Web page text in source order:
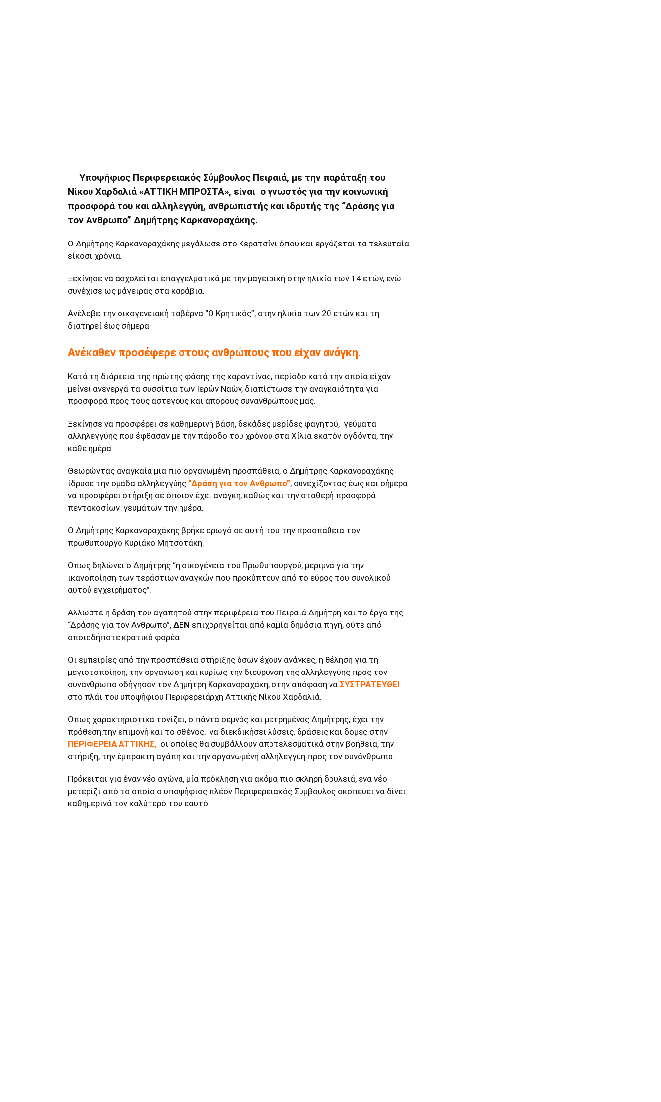
Υποψήφιος Περιφερειακός Σύμβουλος Πειραιά, με την παράταξη του
Νίκου Χαρδαλιά «ΑΤΤΙΚΗ ΜΠΡΟΣΤΑ», είναι ο γνωστός για την κοινωνική
προσφορά του και αλληλεγγύη, ανθρωπιστής και ιδρυτής της “Δράσης για
τον Ανθρωπο” Δημήτρης Καρκανοραχάκης.
Ο Δημήτρης Καρκανοραχάκης μεγάλωσε στο Κερατσίνι όπου και εργάζεται τα τελευταία
είκοσι χρόνια.
Ξεκίνησε να ασχολείται επαγγελματικά με την μαγειρική στην ηλικία των 14 ετών, ενώ
συνέχισε ως μάγειρας στα καράβια.
Ανέλαβε την οικογενειακή ταβέρνα “Ο Κρητικός”, στην ηλικία των 20 ετών και τη
διατηρεί έως σήμερα.
Ανέκαθεν προσέφερε στους ανθρώπους που είχαν ανάγκη.
Κατά τη διάρκεια της πρώτης φάσης της καραντίνας, περίοδο κατά την οποία είχαν
μείνει ανενεργά τα συσσίτια των Ιερών Ναών, διαπίστωσε την αναγκαιότητα για
προσφορά προς τους άστεγους και άπορους συνανθρώπους μας.
Ξεκίνησε να προσφέρει σε καθημερινή βάση, δεκάδες μερίδες φαγητού, γεύματα
αλληλεγγύης που έφθασαν με την πάροδο του χρόνου στα Χίλια εκατόν ογδόντα, την
κάθε ημέρα.
Θεωρώντας αναγκαία μια πιο οργανωμένη προσπάθεια, ο Δημήτρης Καρκανοραχάκης
ίδρυσε την ομάδα αλληλεγγύης “Δράση για τον Ανθρωπο”, συνεχίζοντας έως και σήμερα
να προσφέρει στήριξη σε όποιον έχει ανάγκη, καθώς και την σταθερή προσφορά
πεντακοσίων γευμάτων την ημέρα.
Ο Δημήτρης Καρκανοραχάκης βρήκε αρωγό σε αυτή του την προσπάθεια τον
πρωθυπουργό Κυριάκο Μητσοτάκη.
Οπως δηλώνει ο Δημήτρης “η οικογένεια του Πρωθυπουργού, μεριμνά για την
ικανοποίηση των τεράστιων αναγκών που προκύπτουν από το εύρος του συνολικού
αυτού εγχειρήματος”.
Αλλωστε η δράση του αγαπητού στην περιφέρεια του Πειραιά Δημήτρη και το έργο της
“Δράσης για τον Ανθρωπο”, ΔΕΝ επιχορηγείται από καμία δημόσια πηγή, ούτε από
οποιοδήποτε κρατικό φορέα.
Οι εμπειρίες από την προσπάθεια στήριξης όσων έχουν ανάγκες, η θέληση για τη
μεγιστοποίηση, την οργάνωση και κυρίως την διεύρυνση της αλληλεγγύης προς τον
συνάνθρωπο οδήγησαν τον Δημήτρη Καρκανοραχάκη, στην απόφαση να ΣΥΣΤΡΑΤΕΥΘΕΙ
στο πλάι του υποψήφιου Περιφερειάρχη Αττικής Νίκου Χαρδαλιά.
Οπως χαρακτηριστικά τονίζει, ο πάντα σεμνός και μετρημένος Δημήτρης, έχει την
πρόθεση,την επιμονή και το σθένος, να διεκδικήσει λύσεις, δράσεις και δομές στην
ΠΕΡΙΦΕΡΕΙΑ ΑΤΤΙΚΗΣ, οι οποίες θα συμβάλλουν αποτελεσματικά στην βοήθεια, την
στήριξη, την έμπρακτη αγάπη και την οργανωμένη αλληλεγγύη προς τον συνάνθρωπο.
Πρόκειται για έναν νέο αγώνα, μία πρόκληση για ακόμα πιο σκληρή δουλειά, ένα νέο
μετερίζι από το οποίο ο υποψήφιος πλέον Περιφερειακός Σύμβουλος σκοπεύει να δίνει
καθημερινά τον καλύτερό του εαυτό.